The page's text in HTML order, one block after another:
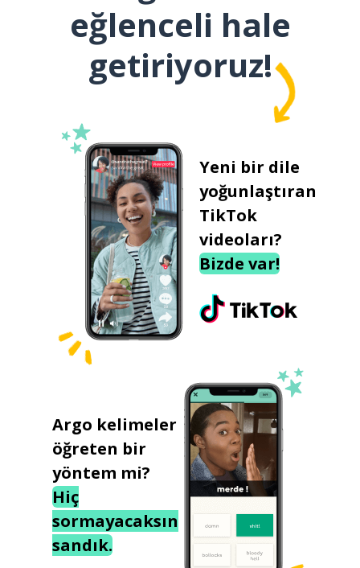
eğlenceli hale
getiriyoruz!
Yeni bir dile
yoğunlaştıran
TikTok
videoları?
Bizde var!
Argo kelimeler
öğreten bir
yöntem mi?
Hiç
sormayacaksın
sandık.